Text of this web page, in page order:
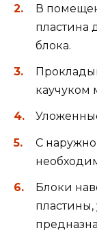
В
пластина
блока.
каучуком
С
Блоки
пластины,